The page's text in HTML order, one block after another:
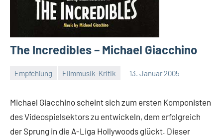
The Incredibles – Michael Giacchino
Empfehlung Filmmusik-Kritik 13. Januar 2005
Michael Giacchino scheint sich zum ersten Komponisten
des Videospielsektors zu entwickeln, dem erfolgreich
der Sprung in die A-Liga Hollywoods glückt. Dieser